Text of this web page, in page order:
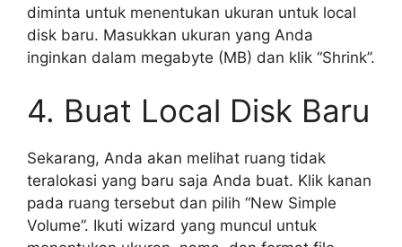
diminta untuk menentukan ukuran untuk local
disk baru. Masukkan ukuran yang Anda
inginkan dalam megabyte (MB) dan klik “Shrink”.
4. Buat Local Disk Baru
Sekarang, Anda akan melihat ruang tidak
teralokasi yang baru saja Anda buat. Klik kanan
pada ruang tersebut dan pilih “New Simple
Volume”. Ikuti wizard yang muncul untuk